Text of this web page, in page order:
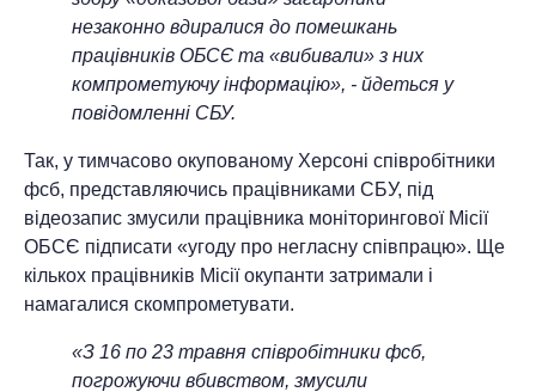
незаконно вдиралися до помешкань
працівників ОБСЄ та «вибивали» з них
компрометуючу інформацію», - йдеться у
повідомленні СБУ.
Так, у тимчасово окупованому Херсоні співробітники
фсб, представляючись працівниками СБУ, під
відеозапис змусили працівника моніторингової Місії
ОБСЄ підписати «угоду про негласну співпрацю». Ще
кількох працівників Місії окупанти затримали і
намагалися скомпрометувати.
«З 16 по 23 травня співробітники фсб,
погрожуючи вбивством, змусили